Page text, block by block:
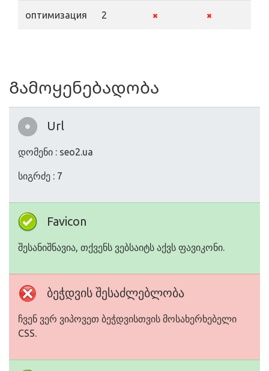
оптимизация 2
Გამოყენებადობა
Url
დომენი : seo2.ua
სიგრძე : 7
Favicon
შესანიშნავია, თქვენს ვებსაიტს აქვს ფავიკონი.
ბეჭდვის შესაძლებლობა
ჩვენ ვერ ვიპოვეთ ბეჭდვისთვის მოსახერხებელი
CSS.